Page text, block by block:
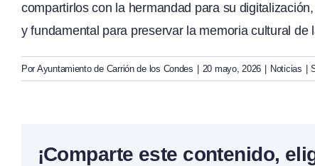
compartirlos con la hermandad para su
y fundamental para preservar la memoria cultural de
Por Ayuntamiento de Carrión de los Condes 20 mayo, 2026 Noticias
¡Comparte este contenido,